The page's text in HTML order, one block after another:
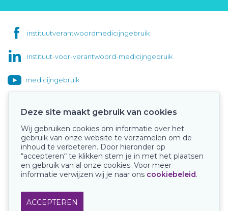
instituutverantwoordmedicijngebruik
instituut-voor-verantwoord-medicijngebruik
medicijngebruik
Onze keurmerken
Deze site maakt gebruik van cookies
Wij gebruiken cookies om informatie over het
gebruik van onze website te verzamelen om de
inhoud te verbeteren. Door hieronder op
“accepteren“ te klikken stem je in met het plaatsen
en gebruik van al onze cookies. Voor meer
informatie verwijzen wij je naar ons cookiebeleid.
ACCEPTEREN